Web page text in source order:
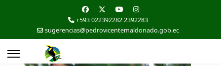
+593 022392282 2392283
sugerencias@pedrovicentemaldonado.gob.ec